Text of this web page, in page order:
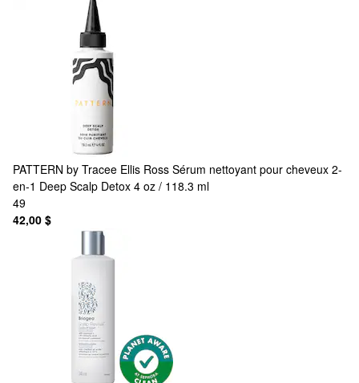
PATTERN by Tracee Ellis Ross Sérum nettoyant pour cheveux 2-
en-1 Deep Scalp Detox 4 oz / 118.3 ml
49
42,00 $